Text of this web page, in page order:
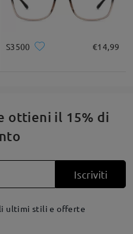
S3500 €14,99
ottieni il 15% di
Iscriviti
ultimi stili e offerte